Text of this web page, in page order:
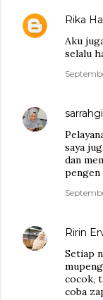
Rika
Aku
selalu
saya
dan
pengen
Ririn
Setiap
cocok,
coba